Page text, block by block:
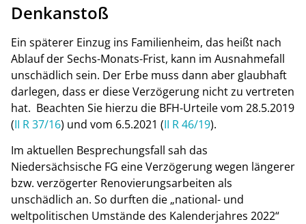
Denkanstoß
Ein späterer Einzug ins Familienheim, das heißt nach
Ablauf der Sechs-Monats-Frist, kann im Ausnahmefall
unschädlich sein. Der Erbe muss dann aber glaubhaft
darlegen, dass er diese Verzögerung nicht zu vertreten
hat. Beachten Sie hierzu die BFH-Urteile vom 28.5.2019
(II R 37/16) und vom 6.5.2021 (II R 46/19).
Im aktuellen Besprechungsfall sah das
Niedersächsische FG eine Verzögerung wegen längerer
bzw. verzögerter Renovierungsarbeiten als
unschädlich an. So durften die „national- und
weltpolitischen Umstände des Kalenderjahres 2022“